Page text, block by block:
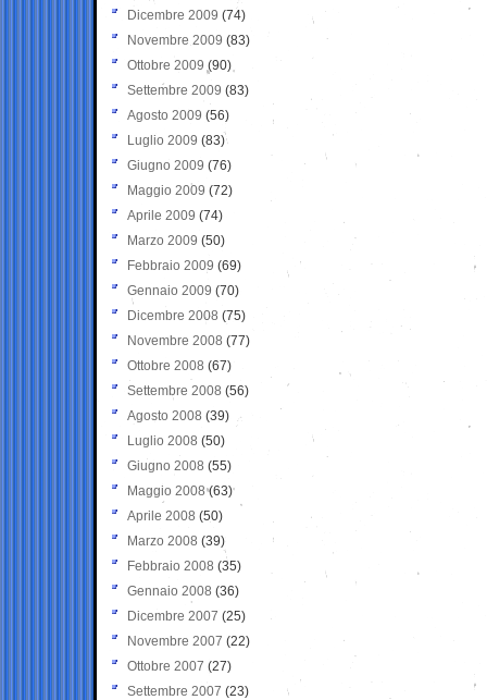
Dicembre 2009 (74)
Novembre 2009 (83)
Ottobre 2009 (90)
Settembre 2009 (83)
Agosto 2009 (56)
Luglio 2009 (83)
Giugno 2009 (76)
Maggio 2009 (72)
Aprile 2009 (74)
Marzo 2009 (50)
Febbraio 2009 (69)
Gennaio 2009 (70)
Dicembre 2008 (75)
Novembre 2008 (77)
Ottobre 2008 (67)
Settembre 2008 (56)
Agosto 2008 (39)
Luglio 2008 (50)
Giugno 2008 (55)
Maggio 2008(63)
Aprile 2008 (50)
Marzo 2008 (39)
Febbraio 2008 (35)
Gennaio 2008 (36)
Dicembre 2007 (25)
Novembre 2007 (22)
Ottobre 2007 (27)
Settembre 2007 (23)